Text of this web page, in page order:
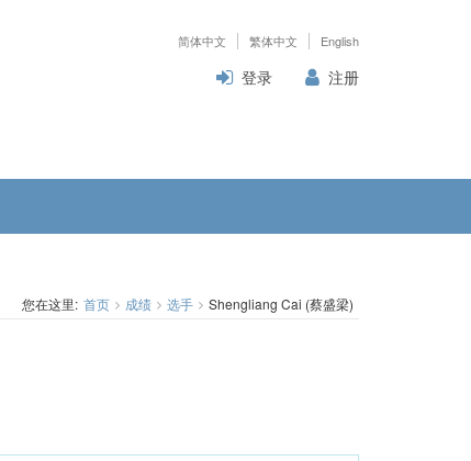
简体中文 繁体中文 English
登录 注册
您在这里: 首页 成绩 选手 Shengliang Cai (蔡盛梁)